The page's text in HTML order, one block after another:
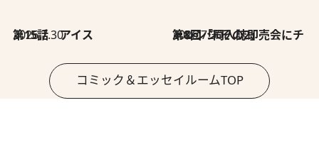
2026.7.30
第15話 アイス 2026.7.30
第8回「同人誌即売会にチャレンジ その2」
コミック＆エッセイルームTOP